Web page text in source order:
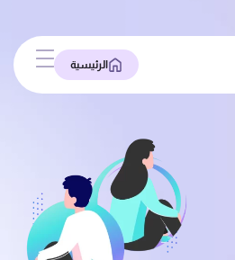
الرئيسية